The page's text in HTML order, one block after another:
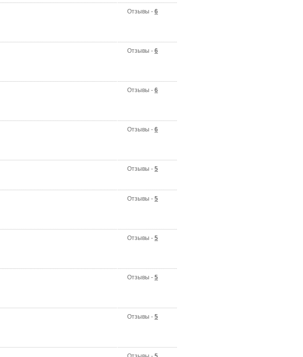
Отзывы - 6
Отзывы - 6
Отзывы - 6
Отзывы - 6
Отзывы - 5
Отзывы - 5
Отзывы - 5
Отзывы - 5
Отзывы - 5